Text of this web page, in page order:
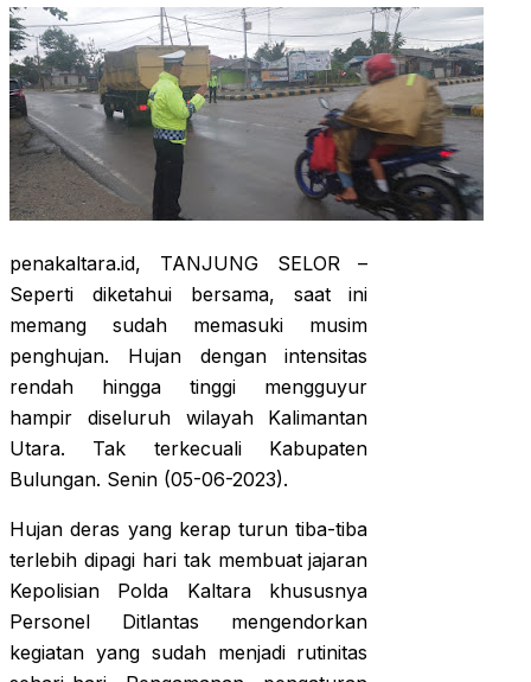
penakaltara.id, TANJUNG SELOR –
Seperti diketahui bersama, saat ini
memang sudah memasuki musim
penghujan. Hujan dengan intensitas
rendah hingga tinggi mengguyur
hampir diseluruh wilayah Kalimantan
Utara. Tak terkecuali Kabupaten
Bulungan. Senin (05-06-2023).
Hujan deras yang kerap turun tiba-tiba
terlebih dipagi hari tak membuat jajaran
Kepolisian Polda Kaltara khususnya
Personel Ditlantas mengendorkan
kegiatan yang sudah menjadi rutinitas